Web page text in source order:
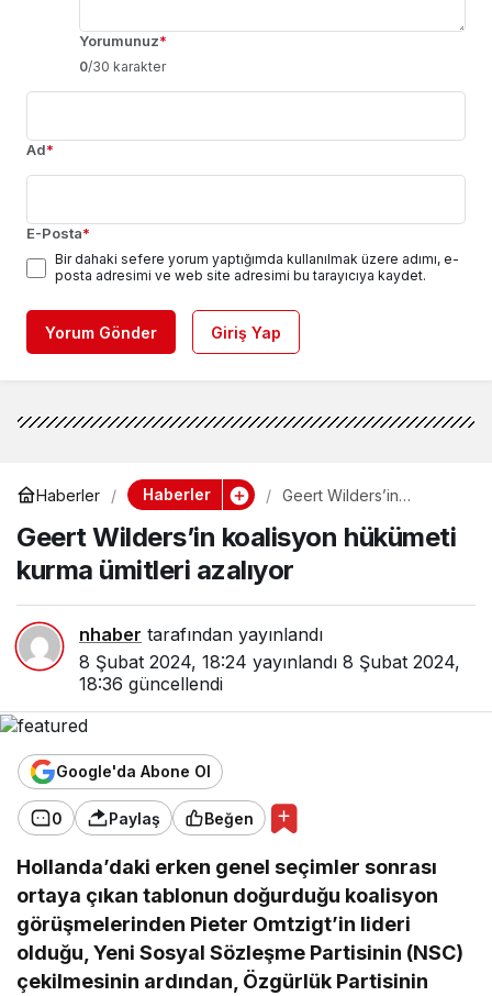
Yorumunuz*
0/30 karakter
Ad*
E-Posta*
Bir dahaki sefere yorum yaptığımda kullanılmak üzere adımı, e-
posta adresimi ve web site adresimi bu tarayıcıya kaydet.
Yorum Gönder Giriş Yap
Haberler Haberler
Geert Wilders’in
kurma ümitleri azalıyor
Geert Wilders’in koalisyon hükümeti
kurma ümitleri azalıyor
nhaber tarafından yayınlandı
8 Şubat 2024, 18:24 yayınlandı 8 Şubat 2024,
18:36 güncellendi
Google'da Abone Ol
0 Paylaş Beğen
Hollanda’daki erken genel seçimler sonrası
ortaya çıkan tablonun doğurduğu koalisyon
görüşmelerinden Pieter Omtzigt’in lideri
olduğu, Yeni Sosyal Sözleşme Partisinin (NSC)
çekilmesinin ardından, Özgürlük Partisinin